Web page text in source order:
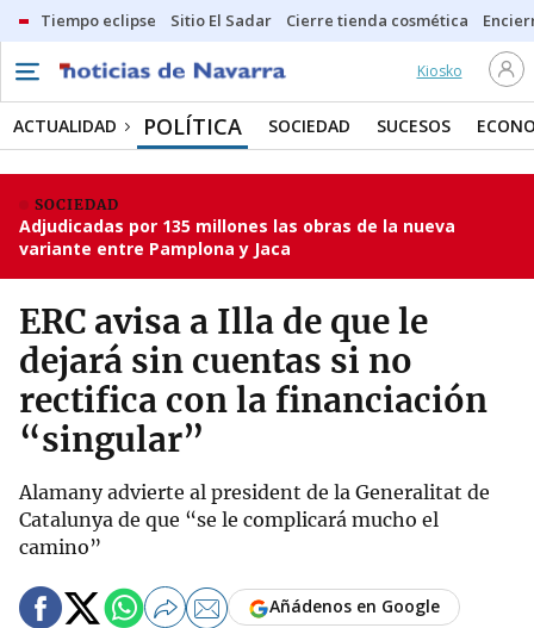
Tiempo eclipse Sitio El Sadar Cierre tienda cosmética
Kiosko
ACTUALIDAD POLÍTICA SOCIEDAD SUCESOS
SOCIEDAD
Adjudicadas por 135 millones las obras de la nueva
variante entre Pamplona y Jaca
ERC avisa a Illa de que le
dejará sin cuentas si no
rectifica con la financiación
“singular”
Alamany advierte al president de la Generalitat de
Catalunya de que “se le complicará mucho el
camino”
Añádenos en Google